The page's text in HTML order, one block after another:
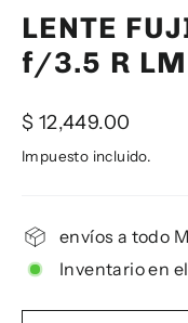
LENTE
f/3.5 R LM
Precio
habitual
$ 12,449.00
Impuesto incluido.
envíos a todo
Inventario en